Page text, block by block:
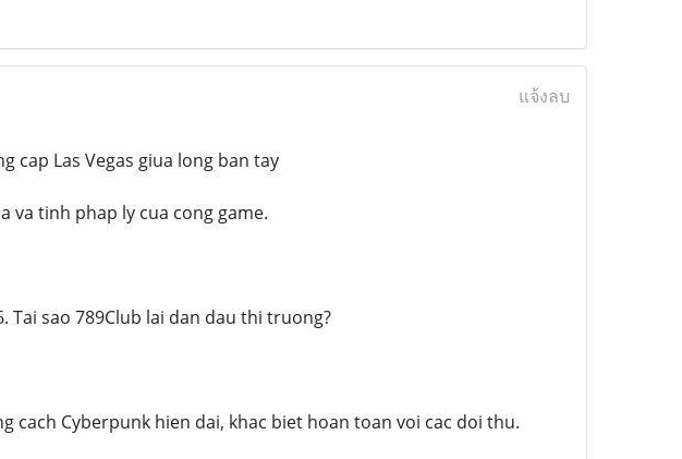
แจ้งลบ
cap Las Vegas giua long ban tay
va tinh phap ly cua cong game.
sao 789Club lai dan dau thi truong?
cach Cyberpunk hien dai, khac biet hoan toan voi cac doi thu.